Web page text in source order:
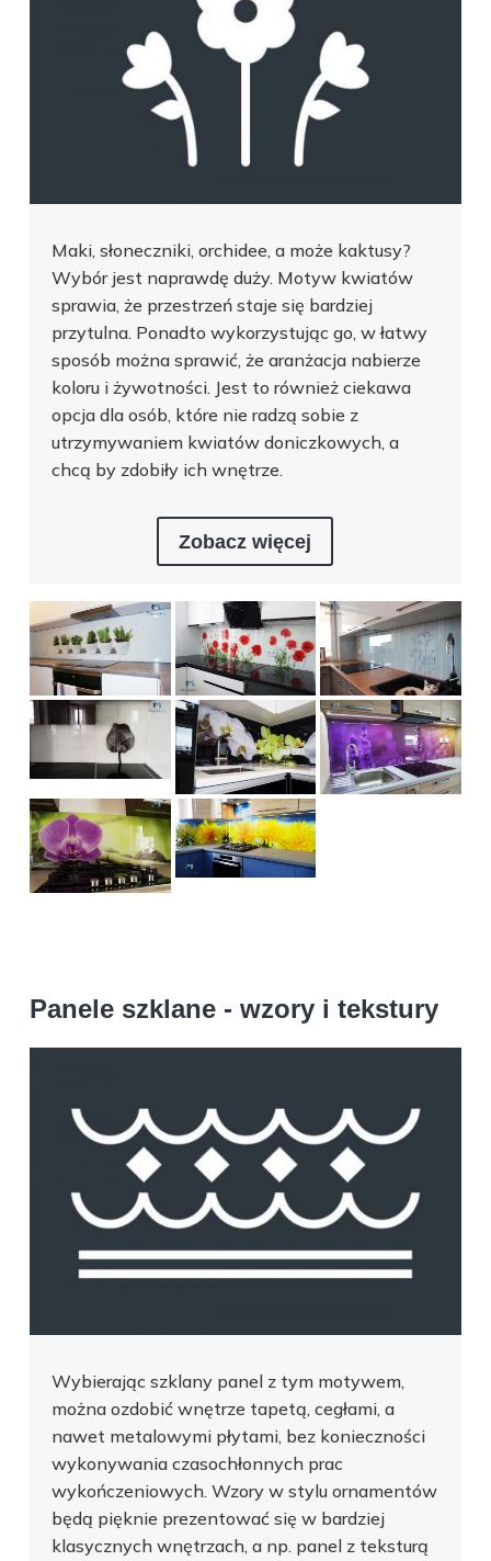
Maki, słoneczniki, orchidee, a może kaktusy?
Wybór jest naprawdę duży. Motyw kwiatów
sprawia, że przestrzeń staje się bardziej
przytulna. Ponadto wykorzystując go, w łatwy
sposób można sprawić, że aranżacja nabierze
koloru i żywotności. Jest to również ciekawa
opcja dla osób, które nie radzą sobie z
utrzymywaniem kwiatów doniczkowych, a
chcą by zdobiły ich wnętrze.
Zobacz więcej
Panele szklane - wzory i tekstury
Wybierając szklany panel z tym motywem,
można ozdobić wnętrze tapetą, cegłami, a
nawet metalowymi płytami, bez konieczności
wykonywania czasochłonnych prac
wykończeniowych. Wzory w stylu ornamentów
będą pięknie prezentować się w bardziej
klasycznych wnętrzach, a np. panel z teksturą